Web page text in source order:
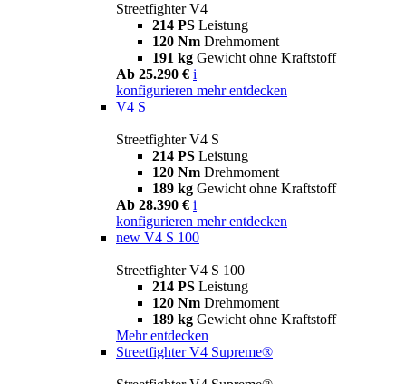
Streetfighter V4
214 PS Leistung
120 Nm Drehmoment
191 kg Gewicht ohne Kraftstoff
Ab 25.290 € i
konfigurieren mehr entdecken
V4 S
Streetfighter V4 S
214 PS Leistung
120 Nm Drehmoment
189 kg Gewicht ohne Kraftstoff
Ab 28.390 € i
konfigurieren mehr entdecken
new V4 S 100
Streetfighter V4 S 100
214 PS Leistung
120 Nm Drehmoment
189 kg Gewicht ohne Kraftstoff
Mehr entdecken
Streetfighter V4 Supreme®